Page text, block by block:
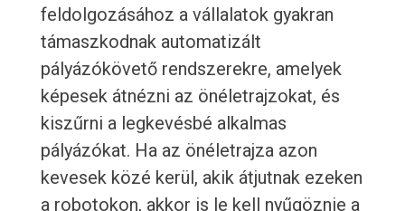
feldolgozásához a vállalatok gyakran
támaszkodnak automatizált
pályázókövető rendszerekre, amelyek
képesek átnézni az önéletrajzokat, és
kiszűrni a legkevésbé alkalmas
pályázókat. Ha az önéletrajza azon
kevesek közé kerül, akik átjutnak ezeken
a robotokon, akkor is le kell nyűgöznie a